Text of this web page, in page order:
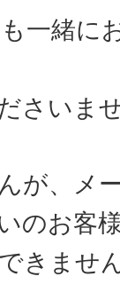
一緒に
さいま
が、メ
のお客
きませ